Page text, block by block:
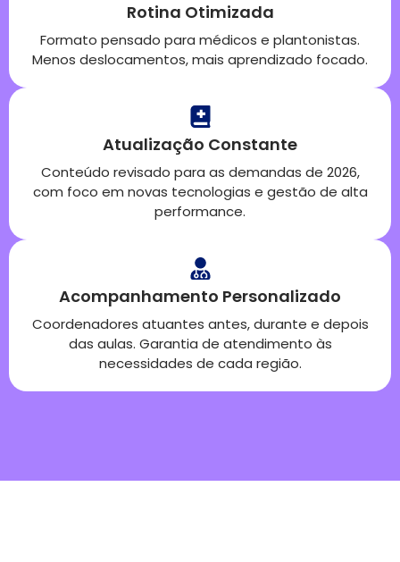
Rotina Otimizada
Formato pensado para médicos e plantonistas.
Menos deslocamentos, mais aprendizado focado.
Atualização Constante
Conteúdo revisado para as demandas de 2026,
com foco em novas tecnologias e gestão de alta
performance.
Acompanhamento Personalizado
Coordenadores atuantes antes, durante e depois
das aulas. Garantia de atendimento às
necessidades de cada região.